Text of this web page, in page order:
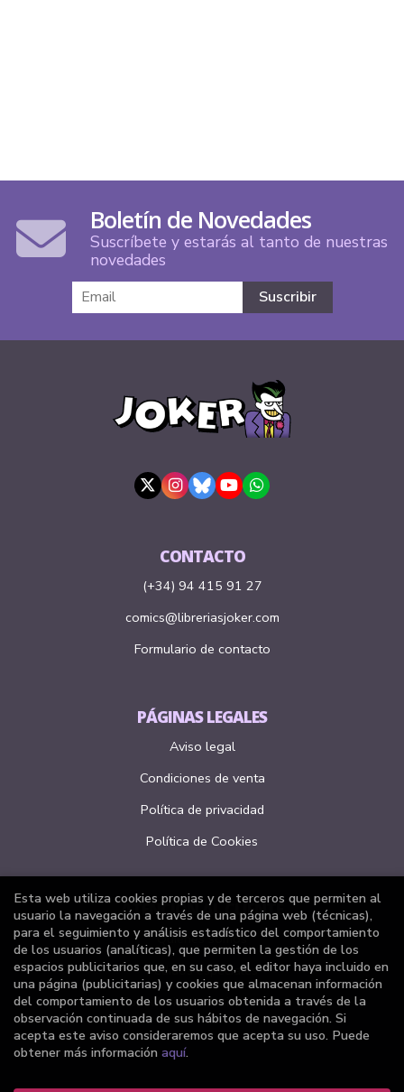
Boletín de Novedades
Suscríbete y estarás al tanto de nuestras
novedades
CONTACTO
(+34) 94 415 91 27
comics@libreriasjoker.com
Formulario de contacto
PÁGINAS LEGALES
Aviso legal
Condiciones de venta
Política de privacidad
Política de Cookies
ATENCIÓN AL CLIENTE
Quiénes somos
Pedidos especiales
Formulario de desistimiento
Esta web utiliza cookies propias y de terceros que permiten al
usuario la navegación a través de una página web (técnicas),
para el seguimiento y análisis estadístico del comportamiento
de los usuarios (analíticas), que permiten la gestión de los
espacios publicitarios que, en su caso, el editor haya incluido en
una página (publicitarias) y cookies que almacenan información
del comportamiento de los usuarios obtenida a través de la
observación continuada de sus hábitos de navegación. Si
acepta este aviso consideraremos que acepta su uso. Puede
obtener más información aquí.